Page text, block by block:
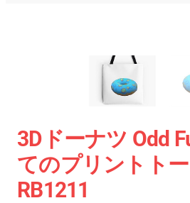
3Dドーナツ Odd
てのプリントト
RB1211